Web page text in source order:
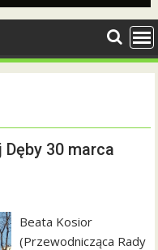
30 marca
Beata Kosior
(Przewodnicząca Rady